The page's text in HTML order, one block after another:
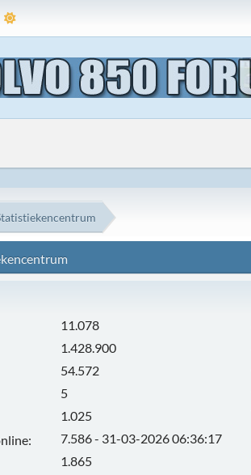
11.078
1.428.900
54.572
5
1.025
7.586 - 31-03-2026 06:36:17
1.865